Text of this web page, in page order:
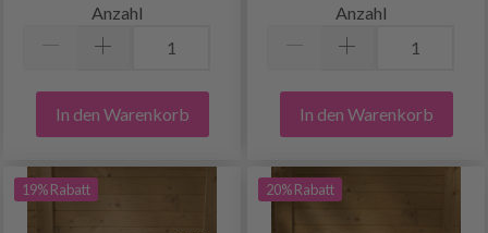
Anzahl
In den Warenkorb
Anzahl
In den Warenkorb
19% Rabatt 20% Rabatt